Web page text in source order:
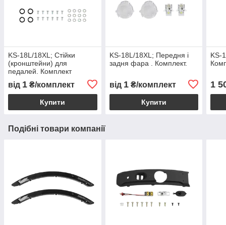
KS-18L/18XL; Стійки
(кронштейни) для
педалей. Комплект
від 1 ₴/комплект
Купити
KS-18L/18XL; Передня і
задня фара . Комплект.
від 1₴/комплект
Купити
KS-
1
Подібні товари компанії